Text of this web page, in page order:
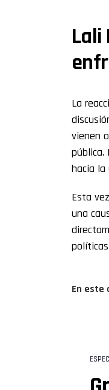
Lali
La
vienen
pública.
hacia la
Esta
una
En este